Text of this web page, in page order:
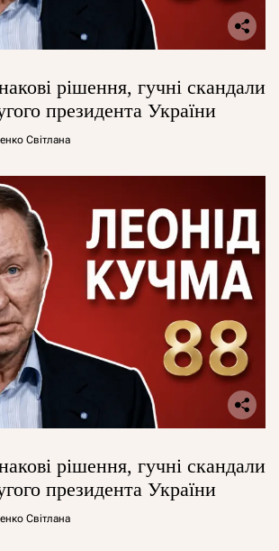
рішення, гучні скандали
президента України
Світлана
рішення, гучні скандали
президента України
Світлана